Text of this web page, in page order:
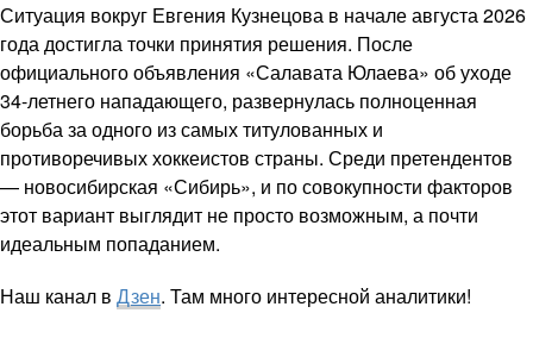
Ситуация вокруг Евгения Кузнецова в начале августа 2026
года достигла точки принятия решения. После
официального объявления «Салавата Юлаева» об уходе
34-летнего нападающего, развернулась полноценная
борьба за одного из самых титулованных и
противоречивых хоккеистов страны. Среди претендентов
— новосибирская «Сибирь», и по совокупности факторов
этот вариант выглядит не просто возможным, а почти
идеальным попаданием.
Наш канал в Дзен. Там много интересной аналитики!